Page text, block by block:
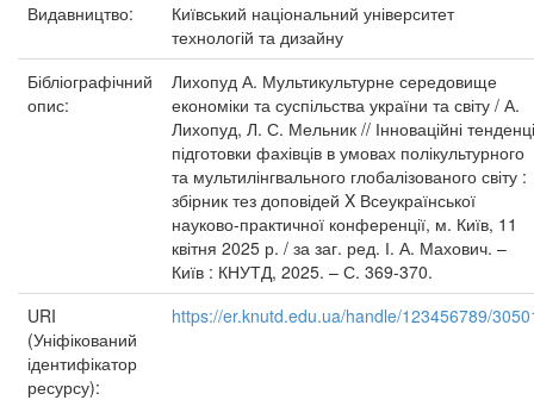
Видавництво:
Київський національний університет
технологій та дизайну
Бібліографічний
опис:
Лихопуд А. Мультикультурне середовище
економіки та суспільства україни та світу / А.
Лихопуд, Л. С. Мельник // Інноваційні
підготовки фахівців в умовах полікультурного
та мультилінгвального глобалізованого світу :
збірник тез доповідей X Всеукраїнської
науково-практичної конференції, м. Київ, 11
квітня 2025 р. / за заг. ред. І. А. Махович. –
Київ : КНУТД, 2025. – С. 369-370.
URI
(Уніфікований
ідентифікатор
ресурсу):
https://er.knutd.edu.ua/handle/123456789/